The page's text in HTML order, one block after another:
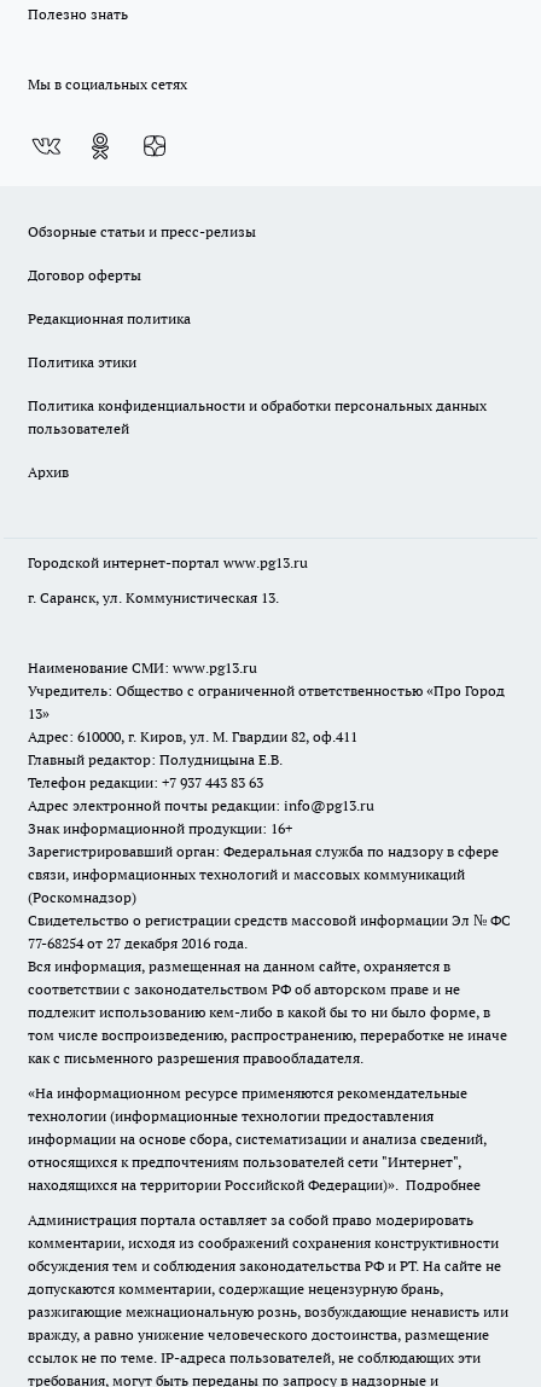
Полезно знать
Мы в социальных сетях
Обзорные статьи и пресс-релизы
Договор оферты
Редакционная политика
Политика этики
Политика конфиденциальности и обработки персональных данных
пользователей
Архив
Городской интернет-портал www.pg13.ru
г. Саранск, ул. Коммунистическая 13.
Наименование СМИ: www.pg13.ru
Учредитель: Общество с ограниченной ответственностью «Про Город
13»
Адрес: 610000, г. Киров, ул. М. Гвардии 82, оф.411
Главный редактор: Полудницына Е.В.
Телефон редакции: +7 937 443 83 63
Адрес электронной почты редакции: info@pg13.ru
Знак информационной продукции: 16+
Зарегистрировавший орган: Федеральная служба по надзору в сфере
связи, информационных технологий и массовых коммуникаций
(Роскомнадзор)
Свидетельство о регистрации средств массовой информации Эл № ФС
77-68254 от 27 декабря 2016 года.
Вся информация, размещенная на данном сайте, охраняется в
соответствии с законодательством РФ об авторском праве и не
подлежит использованию кем-либо в какой бы то ни было форме, в
том числе воспроизведению, распространению, переработке не иначе
как с письменного разрешения правообладателя.
«На информационном ресурсе применяются рекомендательные
технологии (информационные технологии предоставления
информации на основе сбора, систематизации и анализа сведений,
относящихся к предпочтениям пользователей сети "Интернет",
находящихся на территории Российской Федерации)». Подробнее
Администрация портала оставляет за собой право модерировать
комментарии, исходя из соображений сохранения конструктивности
обсуждения тем и соблюдения законодательства РФ и РТ. На сайте не
допускаются комментарии, содержащие нецензурную брань,
разжигающие межнациональную рознь, возбуждающие ненависть или
вражду, а равно унижение человеческого достоинства, размещение
ссылок не по теме. IP-адреса пользователей, не соблюдающих эти
требования, могут быть переданы по запросу в надзорные и